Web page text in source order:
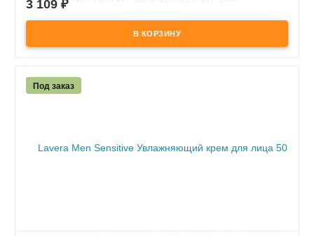
- препятствует появлению вросших волос
3 109 ₽
Под заказ